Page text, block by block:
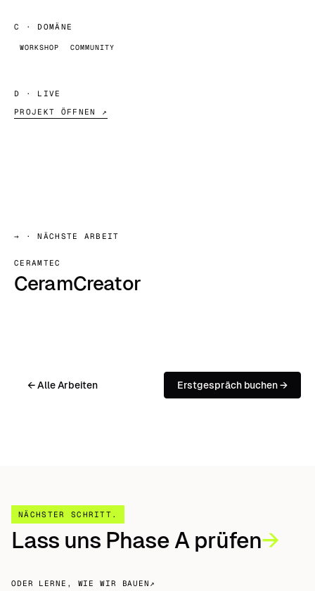
C · DOMÄNE
WORKSHOP COMMUNITY
D · LIVE
PROJEKT ÖFFNEN ↗
→ · NÄCHSTE ARBEIT
CERAMTEC
CeramCreator
← Alle Arbeiten Erstgespräch buchen →
NÄCHSTER SCHRITT .
Lass uns Phase A prüfen→
ODER LERNE, WIE WIR BAUEN ↗